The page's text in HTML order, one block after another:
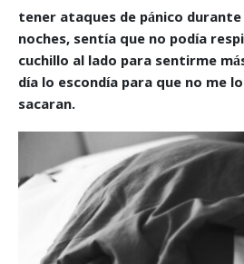
tener ataques de pánico
noches, sentía que no podía
cuchillo al lado para sentirme
día lo escondía para que no me
sacaran.